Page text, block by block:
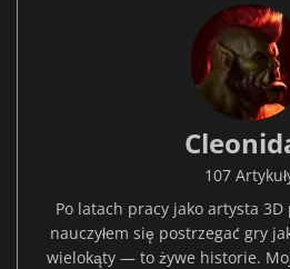
107
Po latach pracy jako artysta
nauczyłem się postrzegać gry
wielokąty — to żywe historie.